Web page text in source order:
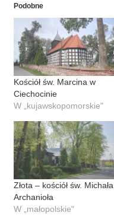
Podobne
Kościół św. Marcina w
Ciechocinie
W „kujawskopomorskie"
Złota – kościół św. Michała
Archanioła
W „małopolskie"